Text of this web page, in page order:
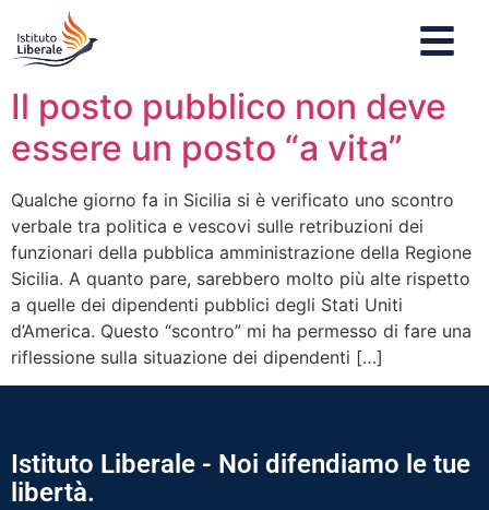
Il posto pubblico non deve
essere un posto “a vita”
Qualche giorno fa in Sicilia si è verificato uno scontro
verbale tra politica e vescovi sulle retribuzioni dei
funzionari della pubblica amministrazione della Regione
Sicilia. A quanto pare, sarebbero molto più alte rispetto
a quelle dei dipendenti pubblici degli Stati Uniti
d’America. Questo “scontro” mi ha permesso di fare una
riflessione sulla situazione dei dipendenti […]
Istituto Liberale - Noi difendiamo le tue
libertà.